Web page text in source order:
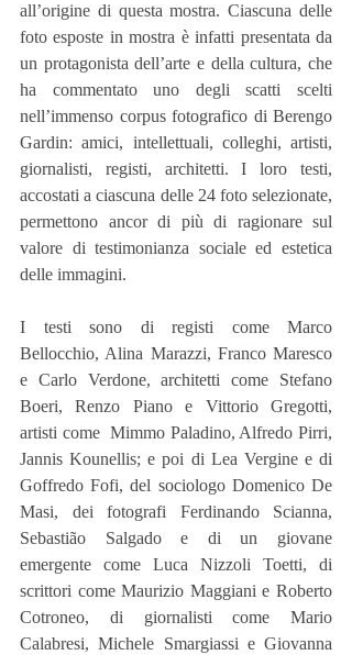
all’origine di questa mostra. Ciascuna delle
foto esposte in mostra è infatti presentata da
un protagonista dell’arte e della cultura, che
ha commentato uno degli scatti scelti
nell’immenso corpus fotografico di Berengo
Gardin: amici, intellettuali, colleghi, artisti,
giornalisti, registi, architetti. I loro testi,
accostati a ciascuna delle 24 foto selezionate,
permettono ancor di più di ragionare sul
valore di testimonianza sociale ed estetica
delle immagini.
I testi sono di registi come Marco
Bellocchio, Alina Marazzi, Franco Maresco
e Carlo Verdone, architetti come Stefano
Boeri, Renzo Piano e Vittorio Gregotti,
artisti come  Mimmo Paladino, Alfredo Pirri,
Jannis Kounellis; e poi di Lea Vergine e di
Goffredo Fofi, del sociologo Domenico De
Masi, dei fotografi Ferdinando Scianna,
Sebastião Salgado e di un giovane
emergente come Luca Nizzoli Toetti, di
scrittori come Maurizio Maggiani e Roberto
Cotroneo, di giornalisti come Mario
Calabresi, Michele Smargiassi e Giovanna